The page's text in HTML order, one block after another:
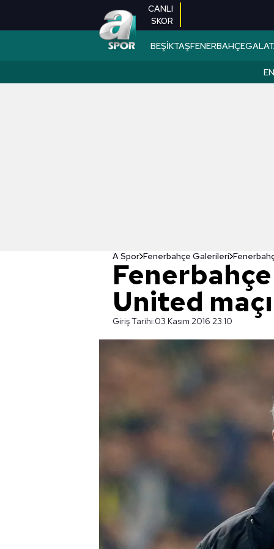
CANLI
SKOR
BEŞİKTAŞFENERBAHÇE
A Spor Fenerbahçe Galerileri
United
Giriş Tarihi:03 Kasım 2016 23:10